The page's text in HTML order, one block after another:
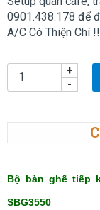
0901.438.178 để
A/C Có Thiện Chí
-
+
Bộ bàn ghế tiếp
SBG3550